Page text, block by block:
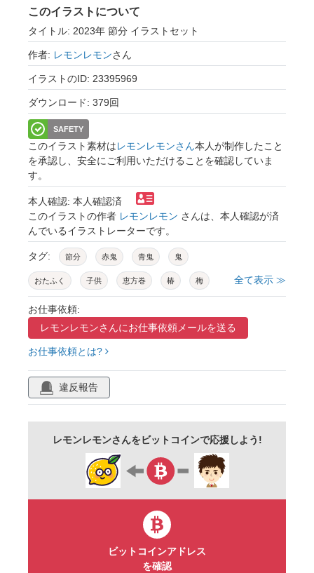
このイラストについて
タイトル: 2023年 節分 イラストセット
作者: レモンレモンさん
イラストのID: 23395969
ダウンロード: 379回
SAFETY
このイラスト素材はレモンレモンさん本人が制作したこと
を承認し、安全にご利用いただけることを確認していま
す。
本人確認: 本人確認済
このイラストの作者 レモンレモン さんは、本人確認が済
んでいるイラストレーターです。
タグ: 節分 赤鬼 青鬼 鬼
おたふく 子供 恵方巻 椿 梅
豆 落花生
2023年 かわいい アイコン 令和五年
挿絵 1月 和
しめ縄 招き猫
イラスト セット
全て表示 ≫
お仕事依頼:
レモンレモンさんにお仕事依頼メールを送る
お仕事依頼とは?
違反報告
レモンレモンさんをビットコインで応援しよう!
ビットコインアドレス
を確認